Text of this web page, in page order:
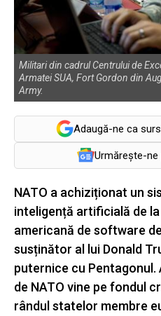
Militari din cadrul Centrului de
Armatei SUA, Fort Gordon din
Army.
Adaugă-ne ca
Urmărește-ne
NATO a achiziționat un
inteligență artificială de
americană de software
susținător al lui Donald
puternice cu
de NATO vine pe fondul
rândul statelor membre